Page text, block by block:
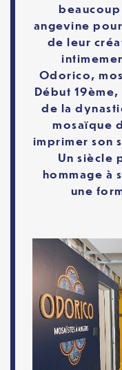
angevine
de leur
Odorico,
Début
de la
mosaïque
imprimer son
Un siècle
hommage à
une